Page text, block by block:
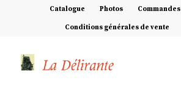
Catalogue Photos Commandes
Conditions générales de vente